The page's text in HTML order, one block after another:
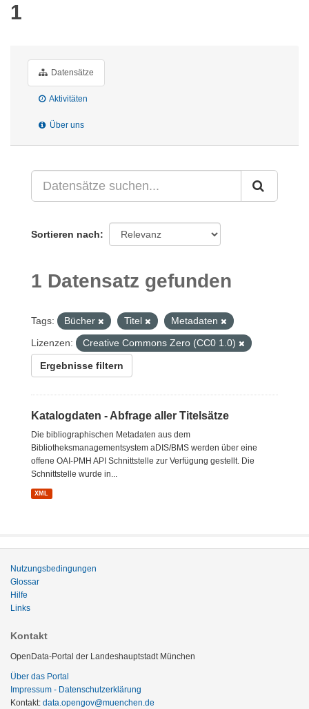
1
Datensätze
Aktivitäten
Über uns
Sortieren nach
1 Datensatz gefunden
Tags: Bücher Titel
Metadaten
Lizenzen:
Creative Commons Zero (CC0 1.0)
Ergebnisse filtern
Katalogdaten - Abfrage aller Titelsätze
Die bibliographischen Metadaten aus dem
Bibliotheksmanagementsystem aDIS/BMS werden über eine
offene OAI-PMH API Schnittstelle zur Verfügung gestellt. Die
Schnittstelle wurde in...
XML
Nutzungsbedingungen
Glossar
Hilfe
Links
Kontakt
OpenData-Portal der Landeshauptstadt München
Über das Portal
Impressum - Datenschutzerklärung
Kontakt: data.opengov@muenchen.de